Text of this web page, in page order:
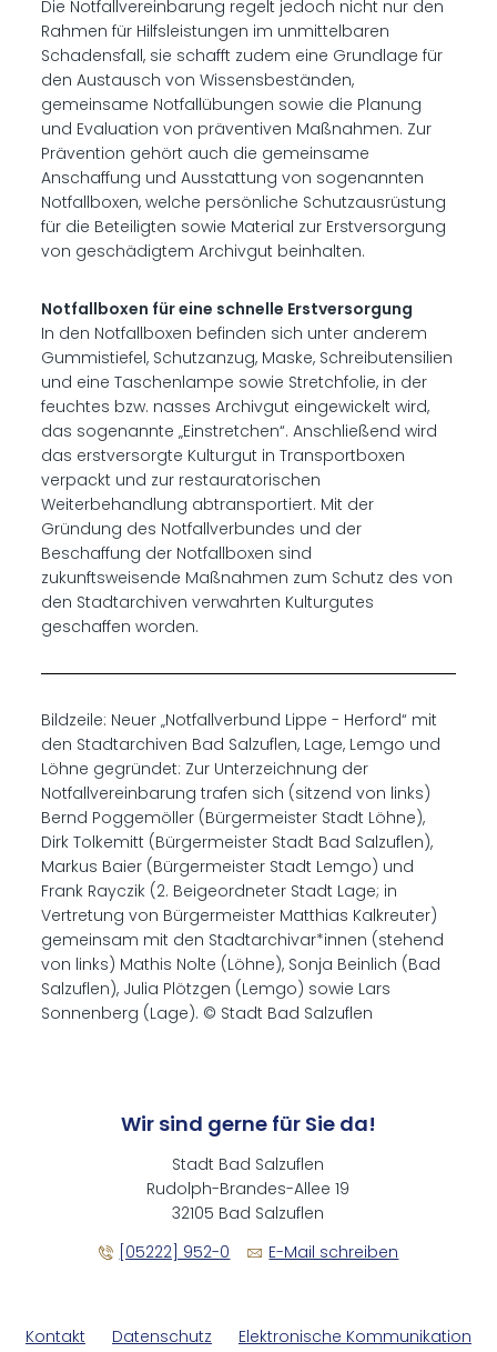
Die Notfallvereinbarung regelt jedoch nicht nur den
Rahmen für Hilfsleistungen im unmittelbaren
Schadensfall, sie schafft zudem eine Grundlage für
den Austausch von Wissensbeständen,
gemeinsame Notfallübungen sowie die Planung
und Evaluation von präventiven Maßnahmen. Zur
Prävention gehört auch die gemeinsame
Anschaffung und Ausstattung von sogenannten
Notfallboxen, welche persönliche Schutzausrüstung
für die Beteiligten sowie Material zur Erstversorgung
von geschädigtem Archivgut beinhalten.
Notfallboxen für eine schnelle Erstversorgung
In den Notfallboxen befinden sich unter anderem
Gummistiefel, Schutzanzug, Maske, Schreibutensilien
und eine Taschenlampe sowie Stretchfolie, in der
feuchtes bzw. nasses Archivgut eingewickelt wird,
das sogenannte „Einstretchen“. Anschließend wird
das erstversorgte Kulturgut in Transportboxen
verpackt und zur restauratorischen
Weiterbehandlung abtransportiert. Mit der
Gründung des Notfallverbundes und der
Beschaffung der Notfallboxen sind
zukunftsweisende Maßnahmen zum Schutz des von
den Stadtarchiven verwahrten Kulturgutes
geschaffen worden.
Bildzeile: Neuer „Notfallverbund Lippe - Herford“ mit
den Stadtarchiven Bad Salzuflen, Lage, Lemgo und
Löhne gegründet: Zur Unterzeichnung der
Notfallvereinbarung trafen sich (sitzend von links)
Bernd Poggemöller (Bürgermeister Stadt Löhne),
Dirk Tolkemitt (Bürgermeister Stadt Bad Salzuflen),
Markus Baier (Bürgermeister Stadt Lemgo) und
Frank Rayczik (2. Beigeordneter Stadt Lage; in
Vertretung von Bürgermeister Matthias Kalkreuter)
gemeinsam mit den Stadtarchivar*innen (stehend
von links) Mathis Nolte (Löhne), Sonja Beinlich (Bad
Salzuflen), Julia Plötzgen (Lemgo) sowie Lars
Sonnenberg (Lage). © Stadt Bad Salzuflen
Wir sind gerne für Sie da!
Stadt Bad Salzuflen
Rudolph-Brandes-Allee 19
32105 Bad Salzuflen
[05222] 952-0
E-Mail schreiben
Kontakt Datenschutz Elektronische Kommunikation